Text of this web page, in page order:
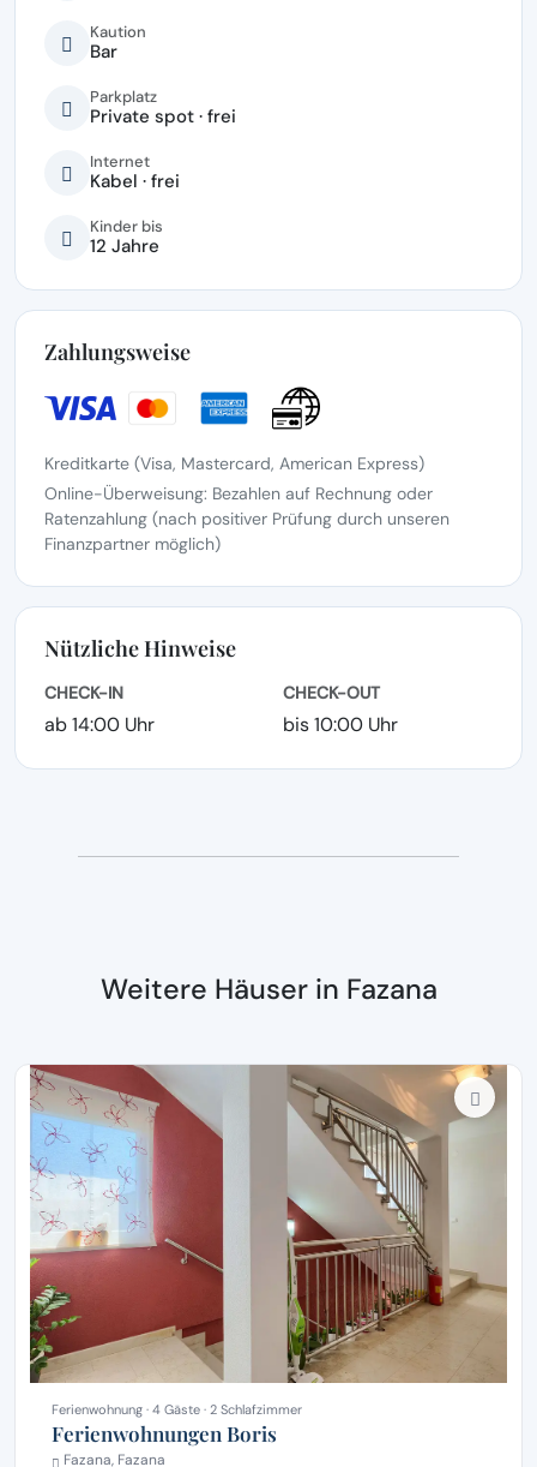
Kaution
Bar
Parkplatz
Private spot · frei
Internet
Kabel · frei
Kinder bis
12 Jahre
Zahlungsweise
Kreditkarte (Visa, Mastercard, American Express)
Online-Überweisung: Bezahlen auf Rechnung oder
Ratenzahlung (nach positiver Prüfung durch unseren
Finanzpartner möglich)
Nützliche Hinweise
CHECK-IN
ab 14:00 Uhr
CHECK-OUT
bis 10:00 Uhr
Weitere Häuser in Fazana
Ferienwohnung · 4 Gäste · 2 Schlafzimmer
Ferienwohnungen Boris
Fazana, Fazana